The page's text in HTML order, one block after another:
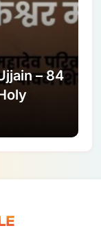
– 84